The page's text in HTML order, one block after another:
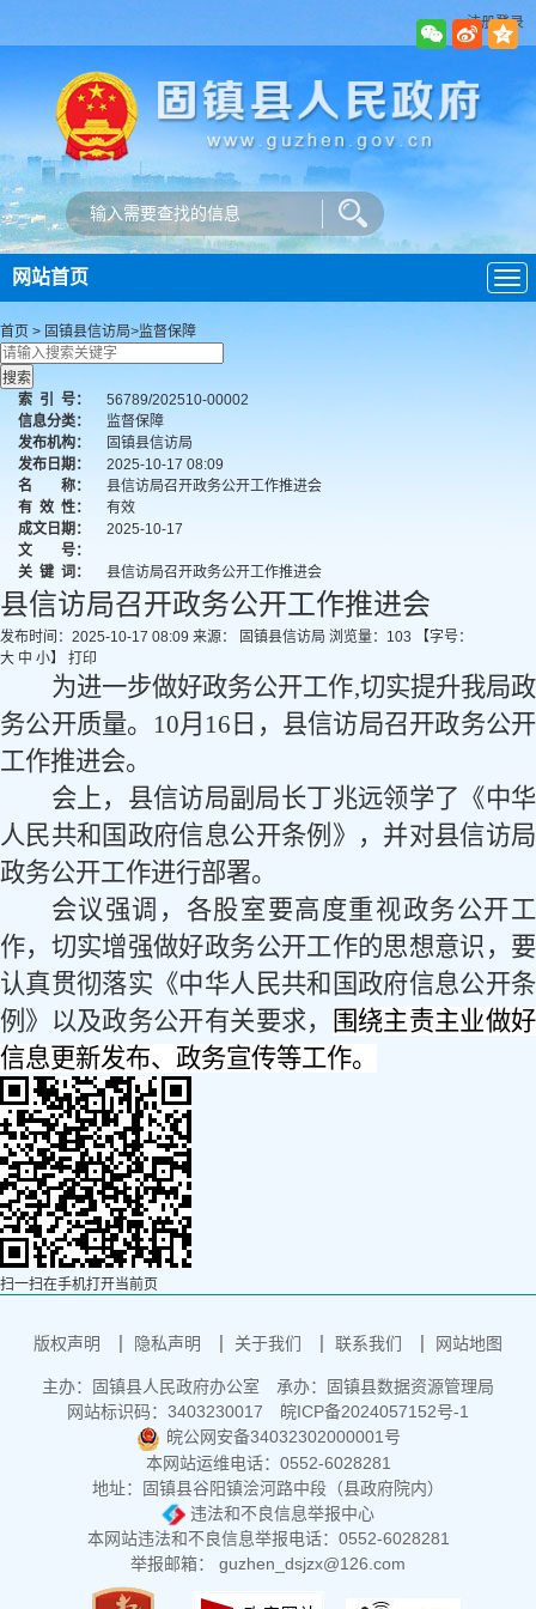
注册登录
导
航
网站首页
首页 > 固镇县信访局>监督保障
索 引 号：
56789/202510-00002
信息分类：
监督保障
发布机构：
固镇县信访局
发布日期：
2025-10-17 08:09
名 称：
县信访局召开政务公开工作推进会
有 效 性：
有效
成文日期：
2025-10-17
文 号：
关 键 词： 县信访局召开政务公开工作推进会
县信访局召开政务公开工作推进会
发布时间：2025-10-17 08:09 来源： 固镇县信访局 浏览量： 103
【字号：
大 中 小】 打印
为进一步做好政务公开工作,切实提升我局政
务公开质量。
10月16日，县信访局召开政务公开
工作推进会。
会上，县信访局副局长丁兆远领学了《中华
人民共和国政府信息公开条例》，并对县信访局
政务公开工作进行部署。
会议强调，各股室要高度重视政务公开工
作，切实增强做好政务公开工作的思想意识，要
认真贯彻落实《中华人民共和国政府信息公开条
例》以及政务公开有关要求，
围绕主责主业做好
信息更新发布、政务宣传等工作。
扫一扫在手机打开当前页
版权声明 隐私声明 关于我们 联系我们 网站地图
主办：固镇县人民政府办公室
承办：固镇县数据资源管理局
网站标识码：3403230017
皖ICP备2024057152号-1
皖公网安备34032302000001号
本网站运维电话：0552-6028281
地址：固镇县谷阳镇浍河路中段（县政府院内）
违法和不良信息举报中心
本网站违法和不良信息举报电话：0552-6028281
举报邮箱： guzhen_dsjzx@126.com